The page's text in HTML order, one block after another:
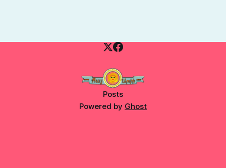
Posts
Powered by Ghost